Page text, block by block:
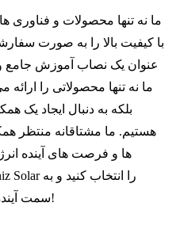
ما نه تنها محصولات و
با کیفیت بالا را به صورت
عنوان یک نصاب آموزش جامع و
بلکه به دنبال ایجاد یک
هستیم. ما مشتاقانه منتظر
ها و فرصت های آینده
سمت آینده ای پاک تر و پایدارتر حرکت کنید!